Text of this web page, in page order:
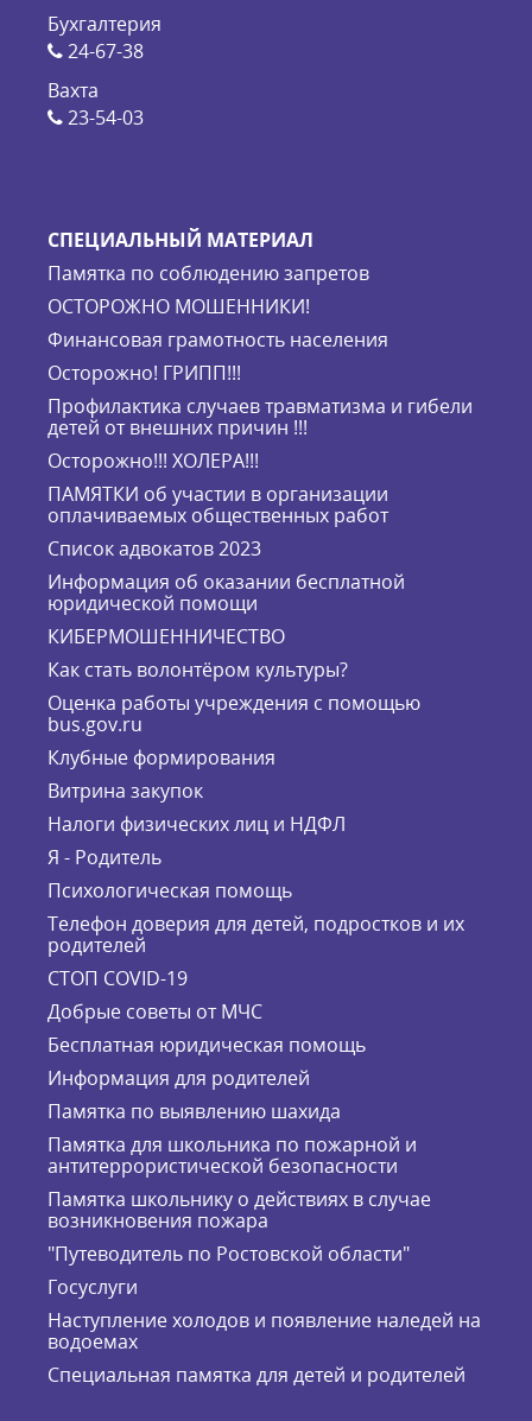
Бухгалтерия
24-67-38
Вахта
23-54-03
СПЕЦИАЛЬНЫЙ МАТЕРИАЛ
Памятка по соблюдению запретов
ОСТОРОЖНО МОШЕННИКИ!
Финансовая грамотность населения
Осторожно! ГРИПП!!!
Профилактика случаев травматизма и гибели
детей от внешних причин !!!
Осторожно!!! ХОЛЕРА!!!
ПАМЯТКИ об участии в организации
оплачиваемых общественных работ
Список адвокатов 2023
Информация об оказании бесплатной
юридической помощи
КИБЕРМОШЕННИЧЕСТВО
Как стать волонтёром культуры?
Оценка работы учреждения с помощью
bus.gov.ru
Клубные формирования
Витрина закупок
Налоги физических лиц и НДФЛ
Я - Родитель
Психологическая помощь
Телефон доверия для детей, подростков и их
родителей
СТОП COVID-19
Добрые советы от МЧС
Бесплатная юридическая помощь
Информация для родителей
Памятка по выявлению шахида
Памятка для школьника по пожарной и
антитеррористической безопасности
Памятка школьнику о действиях в случае
возникновения пожара
"Путеводитель по Ростовской области"
Госуслуги
Наступление холодов и появление наледей на
водоемах
Специальная памятка для детей и родителей